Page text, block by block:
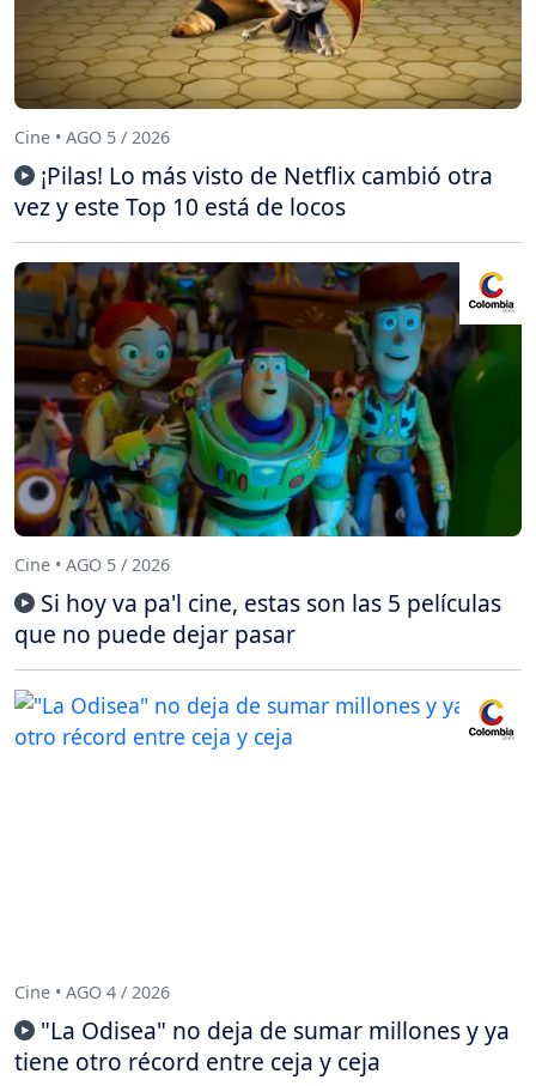
Cine • AGO 5 / 2026
¡Pilas! Lo más visto de Netflix cambió otra
vez y este Top 10 está de locos
Cine • AGO 5 / 2026
Si hoy va pa'l cine, estas son las 5 películas
que no puede dejar pasar
Cine • AGO 4 / 2026
"La Odisea" no deja de sumar millones y ya
tiene otro récord entre ceja y ceja